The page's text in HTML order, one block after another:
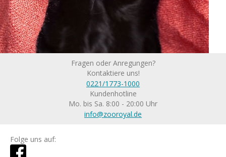
Fragen oder Anregungen?
Kontaktiere uns!
0221/1773-1000
Kundenhotline
Mo. bis Sa. 8:00 - 20:00 Uhr
info@zooroyal.de
Folge uns auf: